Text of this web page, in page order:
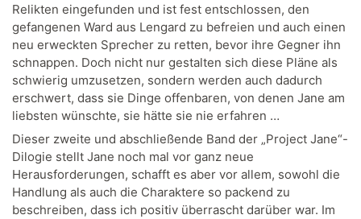
Relikten eingefunden und ist fest entschlossen, den
gefangenen Ward aus Lengard zu befreien und auch einen
neu erweckten Sprecher zu retten, bevor ihre Gegner ihn
schnappen. Doch nicht nur gestalten sich diese Pläne als
schwierig umzusetzen, sondern werden auch dadurch
erschwert, dass sie Dinge offenbaren, von denen Jane am
liebsten wünschte, sie hätte sie nie erfahren …
Dieser zweite und abschließende Band der „Project Jane“-
Dilogie stellt Jane noch mal vor ganz neue
Herausforderungen, schafft es aber vor allem, sowohl die
Handlung als auch die Charaktere so packend zu
beschreiben, dass ich positiv überrascht darüber war. Im